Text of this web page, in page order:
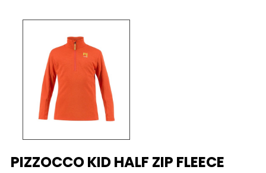
PIZZOCCO KID HALF ZIP FLEECE